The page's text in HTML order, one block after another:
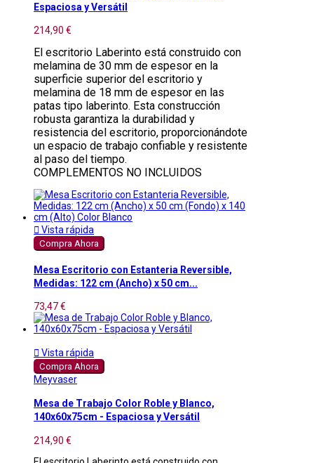
Espaciosa y Versátil
214,90 €
El escritorio Laberinto está construido con
melamina de 30 mm de espesor en la
superficie superior del escritorio y
melamina de 18 mm de espesor en las
patas tipo laberinto. Esta construcción
robusta garantiza la durabilidad y
resistencia del escritorio, proporcionándote
un espacio de trabajo confiable y resistente
al paso del tiempo.
COMPLEMENTOS NO INCLUIDOS
 Vista rápida
Compra Ahora
Mesa Escritorio con Estanteria Reversible,
Medidas: 122 cm (Ancho) x 50 cm...
73,47 €
 Vista rápida
Compra Ahora
Meyvaser
Mesa de Trabajo Color Roble y Blanco,
140x60x75cm - Espaciosa y Versátil
214,90 €